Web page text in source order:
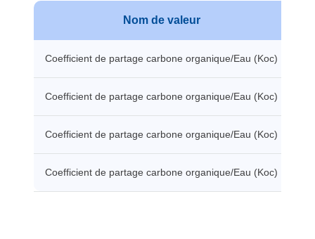
Nom de valeur
Coefficient de partage carbone organique/Eau (Koc)
Coefficient de partage carbone organique/Eau (Koc)
Coefficient de partage carbone organique/Eau (Koc)
Coefficient de partage carbone organique/Eau (Koc)